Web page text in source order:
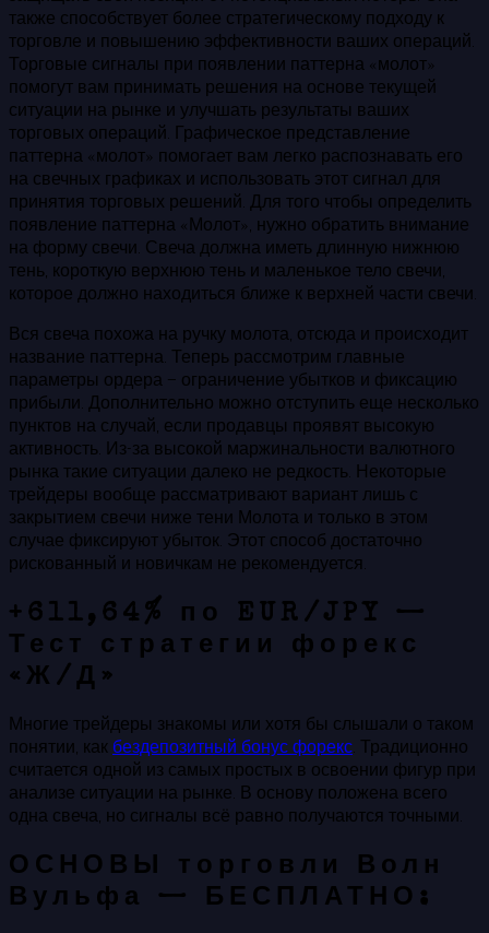
также способствует более стратегическому подходу к
торговле и повышению эффективности ваших операций.
Торговые сигналы при появлении паттерна «молот»
помогут вам принимать решения на основе текущей
ситуации на рынке и улучшать результаты ваших
торговых операций. Графическое представление
паттерна «молот» помогает вам легко распознавать его
на свечных графиках и использовать этот сигнал для
принятия торговых решений. Для того чтобы определить
появление паттерна «Молот», нужно обратить внимание
на форму свечи. Свеча должна иметь длинную нижнюю
тень, короткую верхнюю тень и маленькое тело свечи,
которое должно находиться ближе к верхней части свечи.
Вся свеча похожа на ручку молота, отсюда и происходит
название паттерна. Теперь рассмотрим главные
параметры ордера – ограничение убытков и фиксацию
прибыли. Дополнительно можно отступить еще несколько
пунктов на случай, если продавцы проявят высокую
активность. Из-за высокой маржинальности валютного
рынка такие ситуации далеко не редкость. Некоторые
трейдеры вообще рассматривают вариант лишь с
закрытием свечи ниже тени Молота и только в этом
случае фиксируют убыток. Этот способ достаточно
рискованный и новичкам не рекомендуется.
+611,64% по EUR/JPY —
Тест стратегии форекс
«Ж/Д»
Многие трейдеры знакомы или хотя бы слышали о таком
понятии, как бездепозитный бонус форекс. Традиционно
считается одной из самых простых в освоении фигур при
анализе ситуации на рынке. В основу положена всего
одна свеча, но сигналы всё равно получаются точными.
ОСНОВЫ торговли Волн
Вульфа — БЕСПЛАТНО: